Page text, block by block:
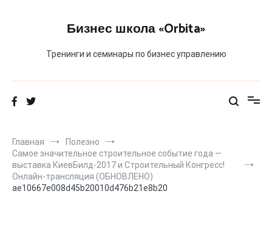
Бизнес школа «Orbita»
Тренинги и семинары по бизнес управлению
Главная
Полезно
Самое значительное строительное событие года —
выставка КиевБилд-2017 и Строительный Конгресс!
Онлайн-трансляция (ОБНОВЛЕНО)
ae10667e008d45b20010d476b21e8b20